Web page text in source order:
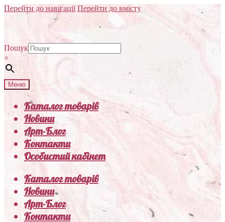
Перейти до навігації Перейти до вмісту
Пошук
×
Меню
Каталог товарів
Новини
Арт-Блог
Контакти
Особистий кабінет
Каталог товарів
Новини
Арт-Блог
Контакти